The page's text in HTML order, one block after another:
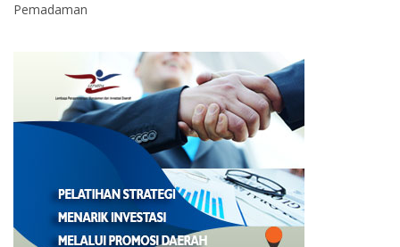
Pemadaman